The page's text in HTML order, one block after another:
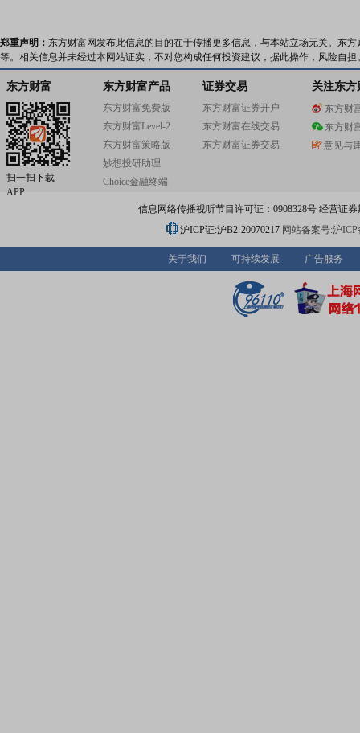
郑重声明： 东方财富网发布此信息的目的在于传播更多信息，与本站立场无关。东
等。相关信息并未经过本网站证实，不对您构成任何投资建议，据此操作，风险自担